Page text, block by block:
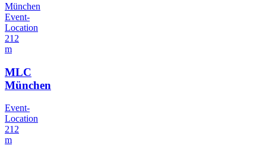
München
Event-
Location
212
m
MLC
München
Event-
Location
212
m